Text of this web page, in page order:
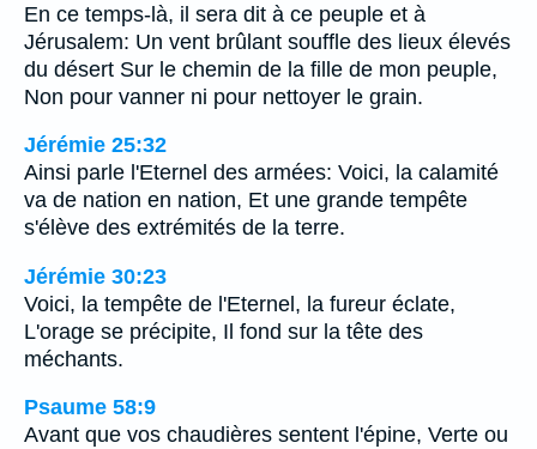
En ce temps-là, il sera dit à ce peuple et à
Jérusalem: Un vent brûlant souffle des lieux élevés
du désert Sur le chemin de la fille de mon peuple,
Non pour vanner ni pour nettoyer le grain.
Jérémie 25:32
Ainsi parle l'Eternel des armées: Voici, la calamité
va de nation en nation, Et une grande tempête
s'élève des extrémités de la terre.
Jérémie 30:23
Voici, la tempête de l'Eternel, la fureur éclate,
L'orage se précipite, Il fond sur la tête des
méchants.
Psaume 58:9
Avant que vos chaudières sentent l'épine, Verte ou